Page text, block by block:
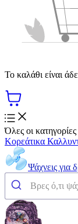
Το καλάθι είναι
Όλες οι κατηγορίες
Κορεάτικα
Ψάχνεις για